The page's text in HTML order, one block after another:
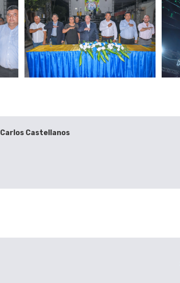
Carlos Castellanos